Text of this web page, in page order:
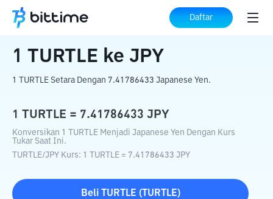
Daftar
Beranda Konverter Kripto TURTLE ke JPY
1 TURTLE ke JPY
1 TURTLE Setara Dengan 7.41786433 Japanese Yen.
1 TURTLE = 7.41786433 JPY
Konversikan 1 TURTLE Menjadi Japanese Yen Dengan Kurs
Tukar Saat Ini.
TURTLE/JPY Kurs: 1 TURTLE = 7.41786433 JPY
Beli TURTLE ( TURTLE)